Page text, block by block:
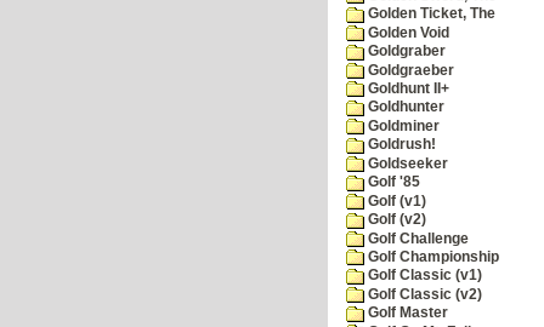
Golden Ticket, The
Golden Void
Goldgraber
Goldgraeber
Goldhunt II+
Goldhunter
Goldminer
Goldrush!
Goldseeker
Golf '85
Golf (v1)
Golf (v2)
Golf Challenge
Golf Championship
Golf Classic (v1)
Golf Classic (v2)
Golf Master